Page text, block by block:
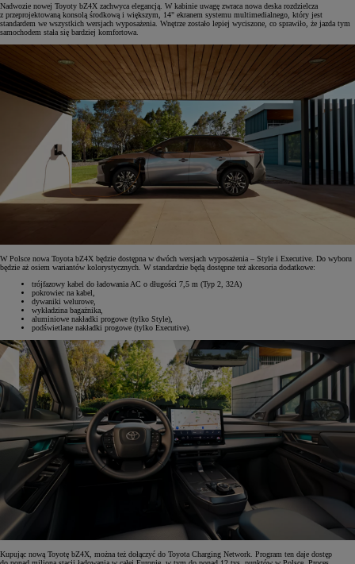
Nadwozie nowej Toyoty bZ4X zachwyca elegancją. W kabinie uwagę zwraca nowa deska rozdzielcza
z przeprojektowaną konsolą środkową i większym, 14" ekranem systemu multimedialnego, który jest
standardem we wszystkich wersjach wyposażenia. Wnętrze zostało lepiej wyciszone, co sprawiło, że jazda tym
samochodem stała się bardziej komfortowa.
W Polsce nowa Toyota bZ4X będzie dostępna w dwóch wersjach wyposażenia – Style i Executive. Do wyboru
będzie aż osiem wariantów kolorystycznych. W standardzie będą dostępne też akcesoria dodatkowe:
trójfazowy kabel do ładowania AC o długości 7,5 m (Typ 2, 32A)
pokrowiec na kabel,
dywaniki welurowe,
wykładzina bagażnika,
aluminiowe nakładki progowe (tylko Style),
podświetlane nakładki progowe (tylko Executive).
Kupując nową Toyotę bZ4X, można też dołączyć do Toyota Charging Network. Program ten daje dostęp